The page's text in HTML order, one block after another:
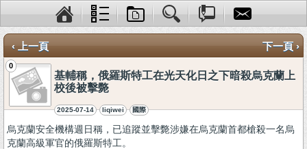
‹ 上一頁 下一頁 ›
0
基輔稱，俄羅斯特工在光天化日之下暗殺烏克蘭上
校後被擊斃
2025-07-14 liqiwei 國際
烏克蘭安全機構週日稱，已追蹤並擊斃涉嫌在烏克蘭首都槍殺一名烏
克蘭高級軍官的俄羅斯特工。